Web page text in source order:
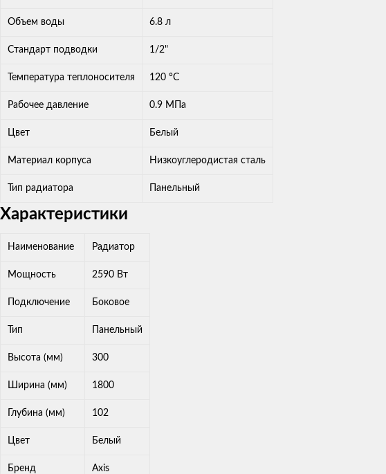
Объем воды 6.8 л
Стандарт подводки 1/2"
Температура теплоносителя 120 °С
Рабочее давление 0.9 МПа
Цвет Белый
Материал корпуса Низкоуглеродистая сталь
Тип радиатора Панельный
Характеристики
Наименование Радиатор
Мощность 2590 Вт
Подключение Боковое
Тип Панельный
Высота (мм) 300
Ширина (мм) 1800
Глубина (мм) 102
Цвет Белый
Бренд Axis